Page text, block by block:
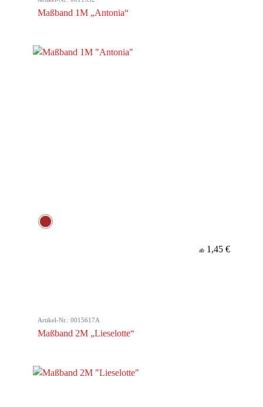
Maßband 1M „Antonia“
ab 1,45 €
Artikel-Nr.: 0015617A
Maßband 2M „Lieselotte“